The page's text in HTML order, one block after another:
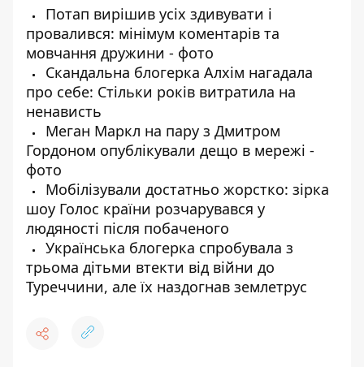
Потап вирішив усіх здивувати і
провалився: мінімум коментарів та
мовчання дружини - фото
Скандальна блогерка Алхім нагадала
про себе: Стільки років витратила на
ненависть
Меган Маркл на пару з Дмитром
Гордоном опублікували дещо в мережі -
фото
Мобілізували достатньо жорстко: зірка
шоу Голос країни розчарувався у
людяності після побаченого
Українська блогерка спробувала з
трьома дітьми втекти від війни до
Туреччини, але їх наздогнав землетрус